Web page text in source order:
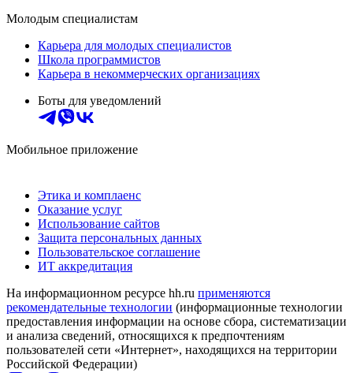
Молодым специалистам
Карьера для молодых специалистов
Школа программистов
Карьера в некоммерческих организациях
Боты для уведомлений
Мобильное приложение
Этика и комплаенс
Оказание услуг
Использование сайтов
Защита персональных данных
Пользовательское соглашение
ИТ аккредитация
На информационном ресурсе hh.ru применяются
рекомендательные технологии (информационные технологии
предоставления информации на основе сбора, систематизации
и анализа сведений, относящихся к предпочтениям
пользователей сети «Интернет», находящихся на территории
Российской Федерации)